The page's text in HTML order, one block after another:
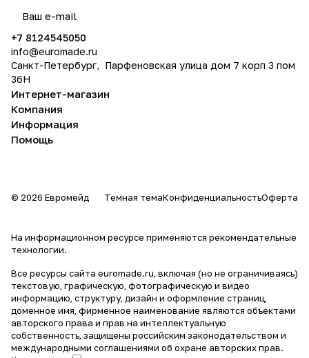
+7 8124545050
info@euromade.ru
Санкт-Петербург, Парфеновская улица дом 7 корп 3 пом
36Н
Интернет-магазин
Компания
Информация
Помощь
© 2026 Евромейд Темная темаКонфиденциальностьОферта
На информационном ресурсе применяются рекомендательные
технологии.
Все ресурсы сайта euromade.ru, включая (но не ограничиваясь)
текстовую, графическую, фотографическую и видео
информацию, структуру, дизайн и оформление страниц,
доменное имя, фирменное наименование являются объектами
авторского права и прав на интеллектуальную
собственность, защищены российским законодательством и
международными соглашениями об охране авторских прав.